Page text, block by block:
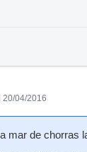
20/04/2016
mar de chorras